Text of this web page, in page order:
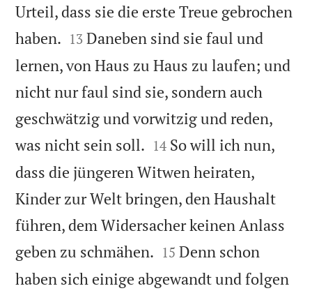
Urteil, dass sie die erste Treue gebrochen
haben. 

13 Daneben sind sie faul und
lernen, von Haus zu Haus zu laufen; und
nicht nur faul sind sie, sondern auch
geschwätzig und vorwitzig und reden,
was nicht sein soll. 

14 So will ich nun,
dass die jüngeren Witwen heiraten,
Kinder zur Welt bringen, den Haushalt
führen, dem Widersacher keinen Anlass
geben zu schmähen. 

15 Denn schon
haben sich einige abgewandt und folgen